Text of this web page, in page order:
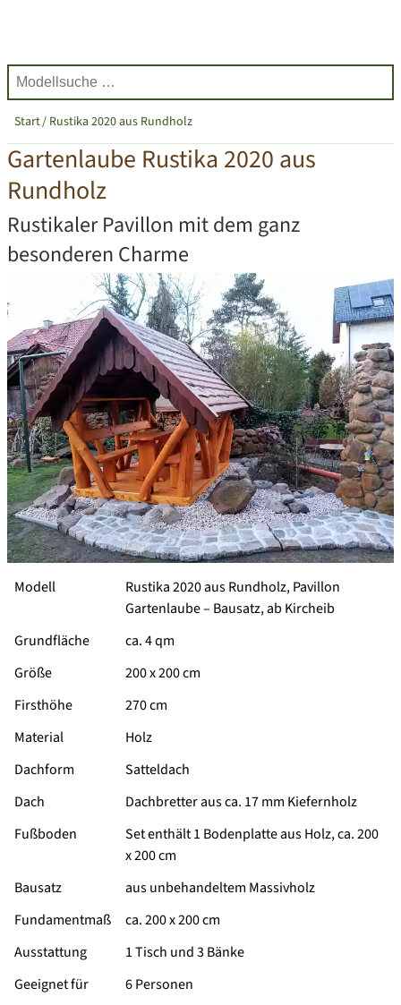
Start Rustika 2020 aus Rundholz
Gartenlaube Rustika 2020 aus
Rundholz
Rustikaler Pavillon mit dem ganz
besonderen Charme
Modell
Rustika 2020 aus Rundholz, Pavillon
Gartenlaube – Bausatz, ab Kircheib
Grundfläche
ca. 4 qm
Größe
200 x 200 cm
Firsthöhe
270 cm
Material
Holz
Dachform
Satteldach
Dach
Dachbretter aus ca. 17 mm Kiefernholz
Fußboden
Set enthält 1 Bodenplatte aus Holz, ca. 200
x 200 cm
Bausatz
aus unbehandeltem Massivholz
Fundamentmaß
ca. 200 x 200 cm
Ausstattung
1 Tisch und 3 Bänke
Geeignet für
6 Personen